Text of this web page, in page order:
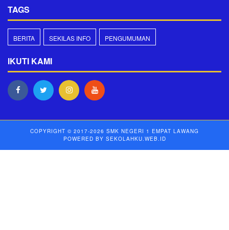
TAGS
BERITA SEKILAS INFO PENGUMUMAN
IKUTI KAMI
COPYRIGHT © 2017-2026 SMK NEGERI 1 EMPAT LAWANG
POWERED BY SEKOLAHKU.WEB.ID